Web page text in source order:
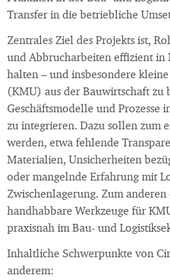
Transfer in die betriebliche
Zentrales Ziel des Projekts ist,
und Abbrucharbeiten effizient in
halten – und insbesondere
(KMU) aus der Bauwirtschaft zu
Geschäftsmodelle und Prozesse
zu integrieren. Dazu sollen zum
werden, etwa fehlende
Materialien, Unsicherheiten
oder mangelnde Erfahrung mit
Zwischenlagerung. Zum
handhabbare Werkzeuge für
praxisnah im Bau- und
Inhaltliche Schwerpunkte von
anderem: